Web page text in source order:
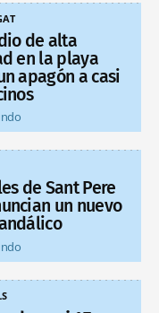
de alta
en la playa
apagón a casi
de Sant Pere
un nuevo